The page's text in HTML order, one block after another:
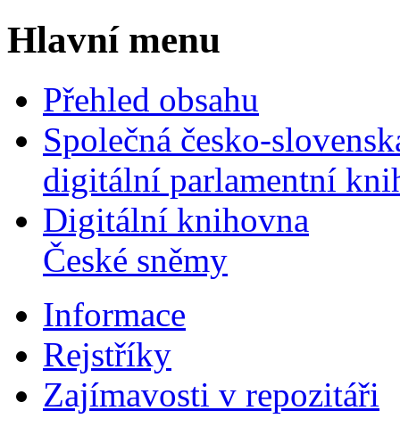
Hlavní menu
Přehled obsahu
Společná česko-
digitální parlamentní
Digitální knihovna
České sněmy
Informace
Rejstříky
Zajímavosti v repozitáři